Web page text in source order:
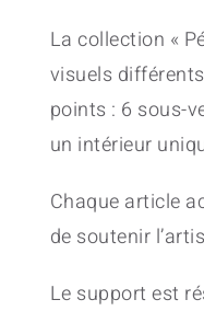
La collection «
visuels
points : 6 sous-
un intérieur
Chaque article
de soutenir
Le support est